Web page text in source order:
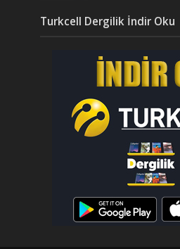
Turkcell Dergilik İndir Oku